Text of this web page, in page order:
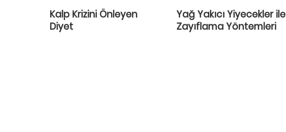
Kalp Krizini Önleyen
Diyet
Yağ Yakıcı Yiyecekler ile
Zayıflama Yöntemleri